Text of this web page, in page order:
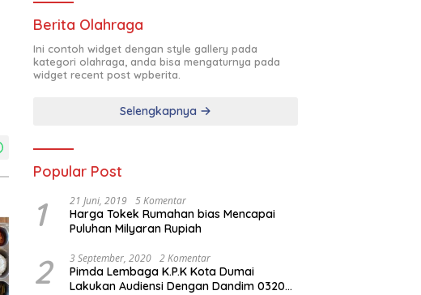
Berita Olahraga
Ini contoh widget dengan style gallery pada
kategori olahraga, anda bisa mengaturnya pada
widget recent post wpberita.
Selengkapnya
Popular Post
1 21 Juni, 2019 5 Komentar
Harga Tokek Rumahan bias Mencapai
Puluhan Milyaran Rupiah
2 3 September, 2020 2 Komentar
Pimda Lembaga K.P.K Kota Dumai
Lakukan Audiensi Dengan Dandim 0320